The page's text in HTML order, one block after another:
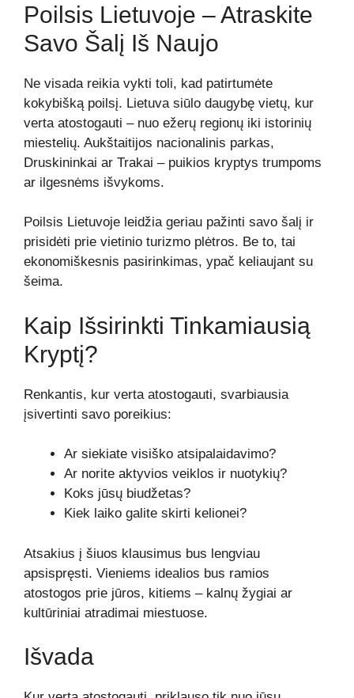
Poilsis Lietuvoje – Atraskite
Savo Šalį Iš Naujo
Ne visada reikia vykti toli, kad patirtumėte
kokybišką poilsį. Lietuva siūlo daugybę vietų, kur
verta atostogauti – nuo ežerų regionų iki istorinių
miestelių. Aukštaitijos nacionalinis parkas,
Druskininkai ar Trakai – puikios kryptys trumpoms
ar ilgesnėms išvykoms.
Poilsis Lietuvoje leidžia geriau pažinti savo šalį ir
prisidėti prie vietinio turizmo plėtros. Be to, tai
ekonomiškesnis pasirinkimas, ypač keliaujant su
šeima.
Kaip Išsirinkti Tinkamiausią
Kryptį?
Renkantis, kur verta atostogauti, svarbiausia
įsivertinti savo poreikius:
Ar siekiate visiško atsipalaidavimo?
Ar norite aktyvios veiklos ir nuotykių?
Koks jūsų biudžetas?
Kiek laiko galite skirti kelionei?
Atsakius į šiuos klausimus bus lengviau
apsispręsti. Vieniems idealios bus ramios
atostogos prie jūros, kitiems – kalnų žygiai ar
kultūriniai atradimai miestuose.
Išvada